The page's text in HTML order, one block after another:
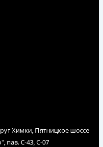
Химки, Пятницкое шоссе
пав. С-43, С-07